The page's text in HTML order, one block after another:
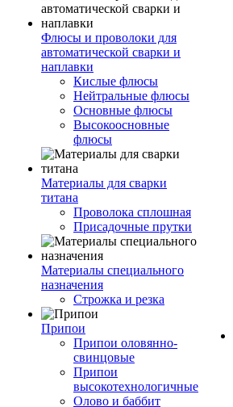
Флюсы и проволоки для
автоматической сварки и
наплавки
Кислые флюсы
Нейтральные флюсы
Основные флюсы
Высокоосновные
флюсы
Материалы для сварки
титана
Проволока сплошная
Присадочные прутки
Материалы специального
назначения
Строжка и резка
Припои
Припои оловянно-
свинцовые
Припои
высокотехнологичные
Олово и баббит